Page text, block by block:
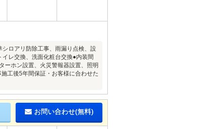
ロアリ防除工事、雨漏り点検、設
レ交換、洗面化粧台交換●内装間
ーホン設置、火災警報器設置、照明
工後5年間保証・お客様に合わせた
お問い合わせ(無料)